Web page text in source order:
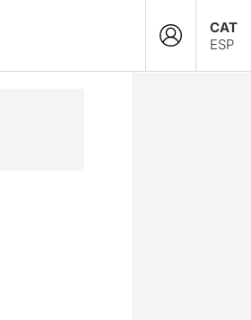
CAT
ESP